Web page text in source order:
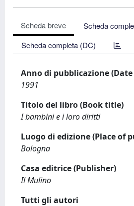
Scheda breve
Scheda
Scheda completa (DC)
Anno di pubblicazione
1991
Titolo del libro (Book title)
I bambini e i loro diritti
Luogo di edizione (Place of
Bologna
Casa editrice (Publisher)
Il Mulino
Tutti gli autori